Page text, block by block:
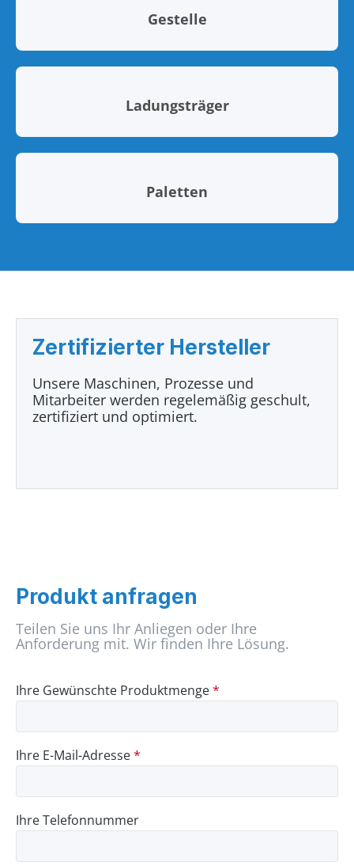
Gestelle
Ladungsträger
Paletten
Zertifizierter Hersteller
Unsere Maschinen, Prozesse und
Mitarbeiter werden regelemäßig geschult,
zertifiziert und optimiert.
Produkt anfragen
Teilen Sie uns Ihr Anliegen oder Ihre
Anforderung mit. Wir finden Ihre Lösung.
Ihre Gewünschte Produktmenge*
Ihre E-Mail-Adresse*
Ihre Telefonnummer